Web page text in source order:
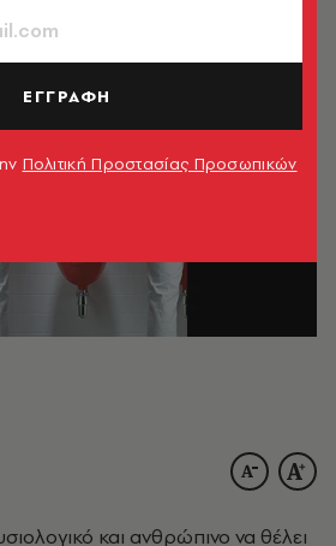
και ανθρώπινο να θέλει
ΕΓΓΡΑΦΗ
Πολιτική Προστασίας Προσωπικών